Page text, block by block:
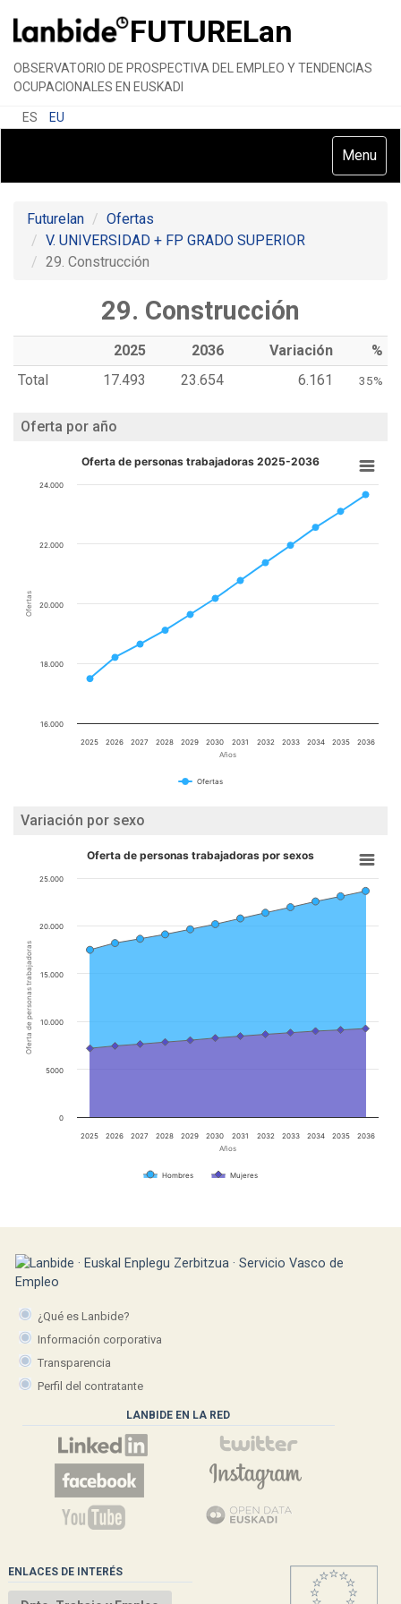
FUTURELan
OBSERVATORIO DE PROSPECTIVA DEL EMPLEO Y TENDENCIAS
OCUPACIONALES EN EUSKADI
ES EU
Toggle
Menu
Futurelan
Ofertas
V. UNIVERSIDAD + FP GRADO SUPERIOR
29. Construcción
29. Construcción
2025 2036 Variación
%
Total
17.493 23.654 6.161 35%
Oferta por año
Años
Ofertas
Oferta de personas trabajadoras 2025-2036
Ofertas
2025 2026 2027 2028 2029 2030 2031 2032 2033 2034 2035 2036
16.000
18.000
20.000
22.000
24.000
Variación por sexo
Años
Oferta de personas trabajadoras
Oferta de personas trabajadoras por sexos
Hombres Mujeres
2025 2026 2027 2028 2029 2030 2031 2032 2033 2034 2035 2036
0
5000
10.000
15.000
20.000
25.000
¿Qué es Lanbide?
Información corporativa
Transparencia
Perfil del contratante
LANBIDE EN LA RED
ENLACES DE INTERÉS